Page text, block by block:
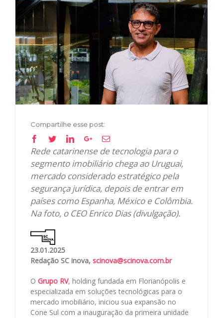
Larger
Image
Compartilhe esse post:
Facebook
TwitterLinkedinGoogle+Email
Rede catarinense de tecnologia para o
segmento imobiliário chega ao Uruguai,
mercado considerado estratégico pela
segurança jurídica, depois de entrar em
países como Espanha, México e Colômbia.
Na foto, o CEO Enrico Dias (divulgação).
23.01.2025
Redação SC inova, scinova@scinova.com.br
O Grupo RV, holding fundada em Florianópolis e
especializada em soluções tecnológicas para o
mercado imobiliário, iniciou sua expansão no
Cone Sul com a inauguração da primeira unidade